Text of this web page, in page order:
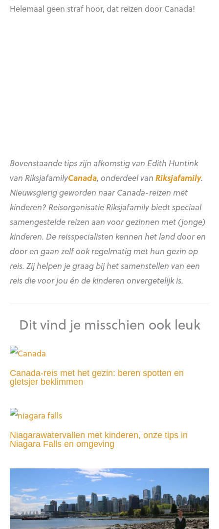
Helemaal geen straf hoor, dat reizen door Canada!
Bovenstaande tips zijn afkomstig van Edith Huntink
van RiksjafamilyCanada, onderdeel van Riksjafamily.
Nieuwsgierig geworden naar Canada-reizen met
kinderen? Reisorganisatie Riksjafamily biedt speciaal
samengestelde reizen aan voor gezinnen met (jonge)
kinderen. De reisspecialisten kennen het land door en
door en gaan zelf ook regelmatig met hun gezin op
reis. Zij helpen je graag bij het samenstellen van een
reis die voor jou én de kinderen onvergetelijk is.
Dit vind je misschien ook leuk
Canada-reis met het gezin: beren spotten en
gletsjer beklimmen
Niagarawatervallen met kinderen, onze tips in
Niagara Falls en omgeving